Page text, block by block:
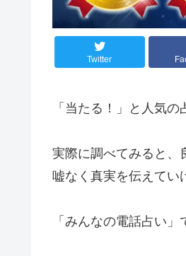
Twitter
「当たる！」と人気
実際に調べてみると、
嘘なく真実を伝えてい
「みんなの電話占い